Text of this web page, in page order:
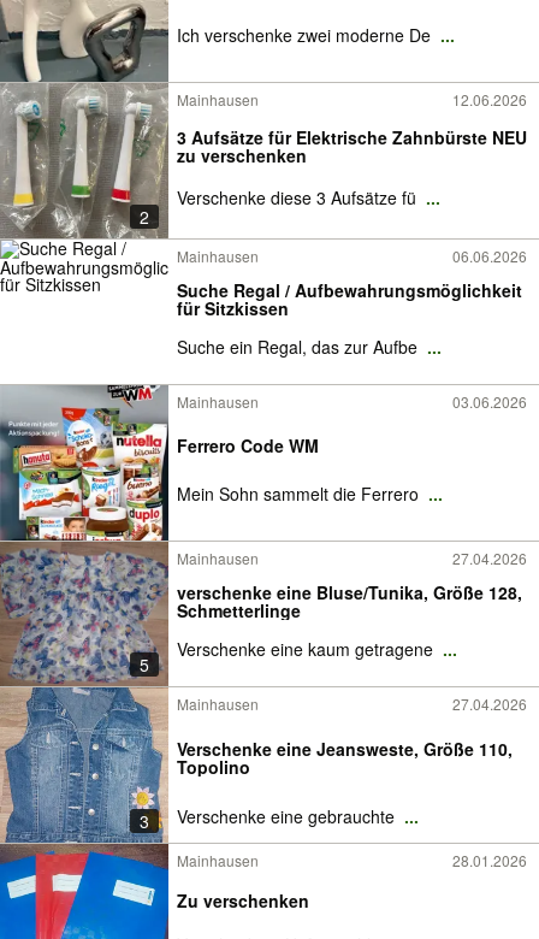
Ich verschenke zwei moderne De ...
2
Mainhausen 12.06.2026
3 Aufsätze für Elektrische Zahnbürste NEU
zu verschenken
Verschenke diese 3 Aufsätze fü ...
Mainhausen 06.06.2026
Suche Regal / Aufbewahrungsmöglichkeit
für Sitzkissen
Suche ein Regal, das zur Aufbe ...
Mainhausen 03.06.2026
Ferrero Code WM
Mein Sohn sammelt die Ferrero ...
5
Mainhausen 27.04.2026
verschenke eine Bluse/Tunika, Größe 128,
Schmetterlinge
Verschenke eine kaum getragene ...
3
Mainhausen 27.04.2026
Verschenke eine Jeansweste, Größe 110,
Topolino
Verschenke eine gebrauchte ...
Mainhausen 28.01.2026
Zu verschenken